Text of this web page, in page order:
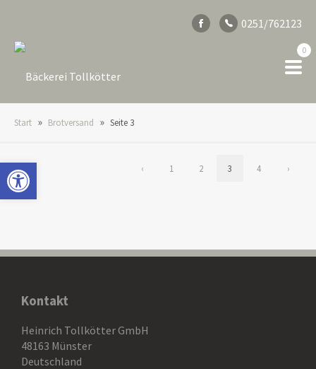
0251/762123
0
Start » Brotversand » Seite 3
‹ 1 2 3 4 ›
Kontakt
Heinrich Tollkötter GmbH
48163 Münster
Deutschland
Open toolbar